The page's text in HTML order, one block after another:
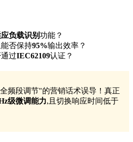
负载识别功能？
否保持95%输出效率？
过IEC62109认证？
频段调节"的营销话术误导！真正
级微调能力,且切换响应时间低于